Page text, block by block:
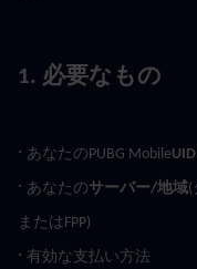
1. 必要なもの
· あなたのPUBG MobileUID
· あなたのサーバー/地域(
またはFPP)
· 有効な支払い方法